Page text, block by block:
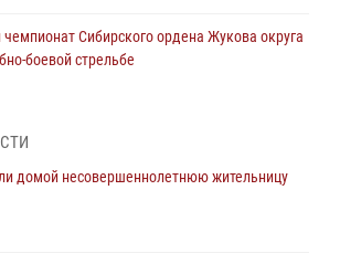
чемпионат Сибирского ордена Жукова округа
боевой стрельбе
в Кемерове дебошира, устроившего
участника драки, причинившего побои
домой несовершеннолетнюю жительницу